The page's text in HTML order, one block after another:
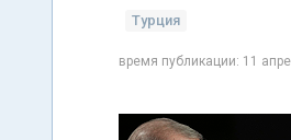
Турция
время публикации: 11